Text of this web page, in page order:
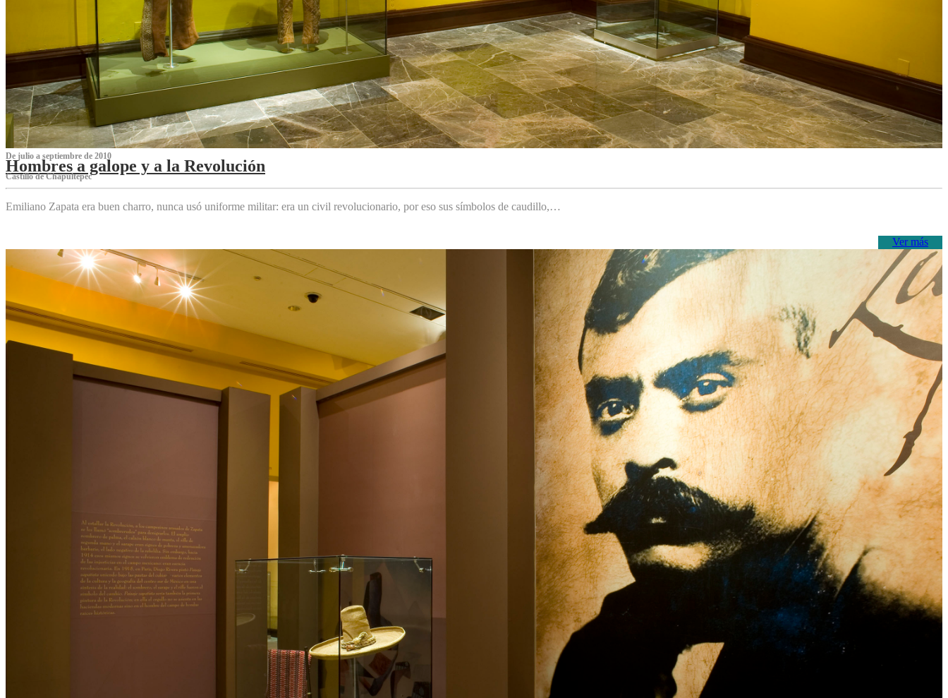
De julio a septiembre de 2010
Hombres a galope y a la Revolución
Castillo de Chapultepec
Emiliano Zapata era buen charro, nunca usó uniforme militar: era un civil revolucionario, por eso sus símbolos de caudillo,…
Ver más